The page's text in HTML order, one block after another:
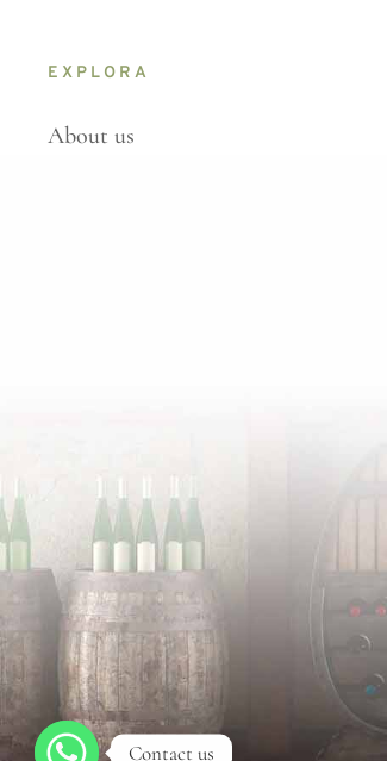
EXPLORA
About us
Contact us